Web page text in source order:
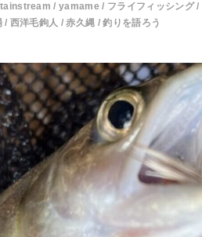
/yamame / フライフィッシング/
/ 西洋毛鉤人 /赤久縄 /釣りを語ろう